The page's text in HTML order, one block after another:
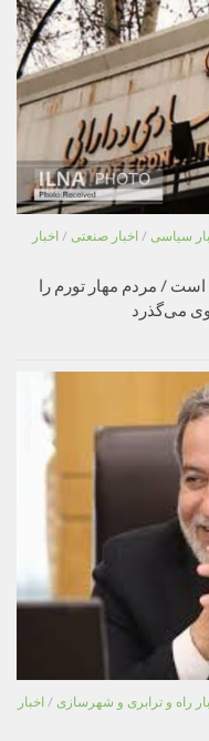
سیاسی / اخبار صنعتی / اخبار
/ مردم مهار تورم را
می‌گذرد
راه و ترابری و شهرسازی / اخبار